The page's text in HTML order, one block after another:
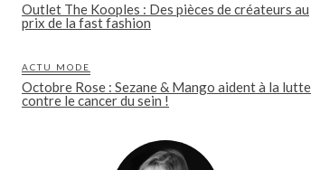
Outlet The Kooples : Des pièces de créateurs au
prix de la fast fashion
ACTU MODE
Octobre Rose : Sezane & Mango aident à la lutte
contre le cancer du sein !